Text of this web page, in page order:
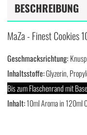
BESCHREIBUNG
MaZa - Finest Cookies
Geschmacksrichtung:
Inhaltsstoffe:Glyzerin,
Bis zum Flaschenrand mit
Inhalt:10ml Aroma in 120ml